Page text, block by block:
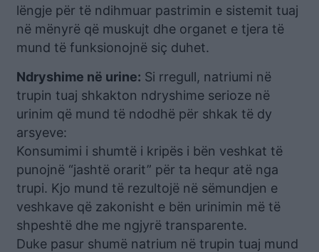
lëngje për të ndihmuar pastrimin e sistemit tuaj
në mënyrë që muskujt dhe organet e tjera të
mund të funksionojnë siç duhet.
Ndryshime në urine: Si rregull, natriumi në
trupin tuaj shkakton ndryshime serioze në
urinim që mund të ndodhë për shkak të dy
arsyeve:
Konsumimi i shumtë i kripës i bën veshkat të
punojnë “jashtë orarit” për ta hequr atë nga
trupi. Kjo mund të rezultojë në sëmundjen e
veshkave që zakonisht e bën urinimin më të
shpeshtë dhe me ngjyrë transparente.
Duke pasur shumë natrium në trupin tuaj mund